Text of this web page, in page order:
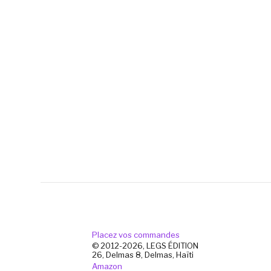
Placez vos commandes
© 2012-2026, LEGS ÉDITION
26, Delmas 8, Delmas, Haïti
Amazon